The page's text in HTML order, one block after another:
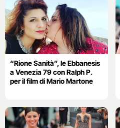
“Rione Sanità”, le Ebbanesis
a Venezia 79 con Ralph P.
per il film di Mario Martone